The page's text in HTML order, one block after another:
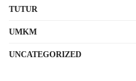
TUTUR
UMKM
UNCATEGORIZED